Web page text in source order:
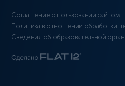
Соглашение о пользовании сайтом
Политика в отношении обработки
Сведения об образовательной